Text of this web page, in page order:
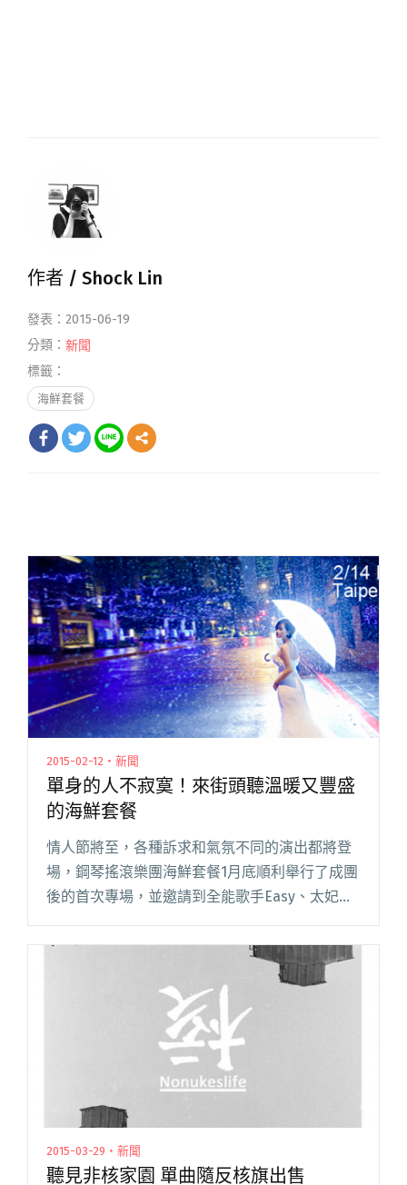
作者 / Shock Lin
發表：2015-06-19
分類： 新聞
標籤：
海鮮套餐
2015-02-12・新聞
單身的人不寂寞！來街頭聽溫暖又豐盛
的海鮮套餐
情人節將至，各種訴求和氣氛不同的演出都將登
場，鋼琴搖滾樂團海鮮套餐1月底順利舉行了成團
後的首次專場，並邀請到全能歌手Easy、太妃堂
和麋先生主唱聖皓擔任嘉賓，收到不少樂迷回
應，但腳步不能停下！2/14 當情人們紛紛出門吃
大餐，為了讓路邊的孤閱讀全文 "單身的人不寂
寞！來街頭聽溫暖又豐盛的海鮮套餐"
2015-03-29・新聞
聽見非核家園 單曲隨反核旗出售